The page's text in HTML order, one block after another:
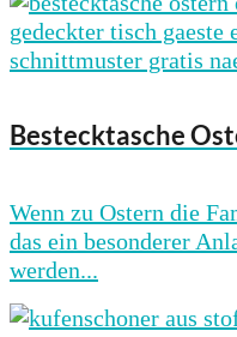
Bestecktasche
Wenn zu Ostern die
das ein besonderer
werden...